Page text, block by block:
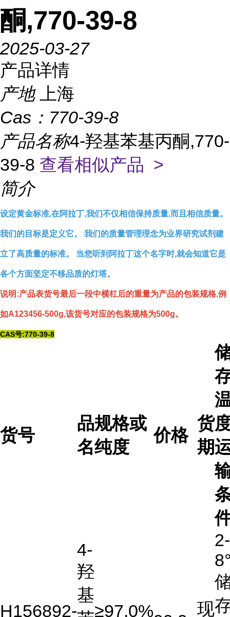
酮,770-39-8
2025-03-27
产品详情
产地
上海
Cas： 770-39-8
产品名称4-羟基苯基丙酮,770-
39-8 查看相似产品 >
简介
设定黄金标准,在阿拉丁,我们不仅相信保持质量,而且相信质量。
我们的目标是定义它。 我们的质量管理理念为业界研究试剂建
立了高质量的标准。 当您听到阿拉丁这个名字时,就会知道它是
各个方面坚定不移品质的灯塔。
说明:产品表货号最后一段中横杠后的重量为产品的包装规格,例
如A123456-500g,该货号对应的包装规格为500g。
CAS号:770-39-8
货号
品
名
规格或
纯度
价格
货
期
H156892-
4-
羟
基
≥97.0% 现
2-